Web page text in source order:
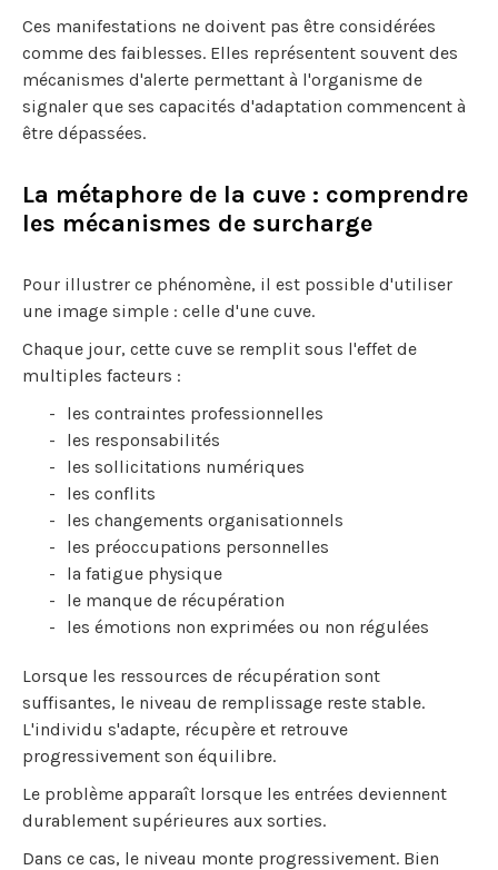
Ces manifestations ne doivent pas être considérées
comme des faiblesses. Elles représentent souvent des
mécanismes d'alerte permettant à l'organisme de
signaler que ses capacités d'adaptation commencent à
être dépassées.
La métaphore de la cuve : comprendre
les mécanismes de surcharge
Pour illustrer ce phénomène, il est possible d'utiliser
une image simple : celle d'une cuve.
Chaque jour, cette cuve se remplit sous l'effet de
multiples facteurs :
les contraintes professionnelles
les responsabilités
les sollicitations numériques
les conflits
les changements organisationnels
les préoccupations personnelles
la fatigue physique
le manque de récupération
les émotions non exprimées ou non régulées
Lorsque les ressources de récupération sont
suffisantes, le niveau de remplissage reste stable.
L'individu s'adapte, récupère et retrouve
progressivement son équilibre.
Le problème apparaît lorsque les entrées deviennent
durablement supérieures aux sorties.
Dans ce cas, le niveau monte progressivement. Bien